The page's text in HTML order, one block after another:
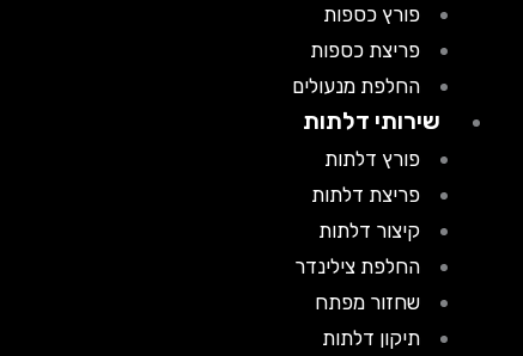
פורץ כספות
פריצת כספות
החלפת מנעולים
שירותי דלתות
פורץ דלתות
פריצת דלתות
קיצור דלתות
החלפת צילינדר
שחזור מפתח
תיקון דלתות